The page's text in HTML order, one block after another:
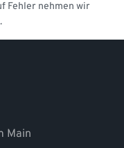
Fehler nehmen wir
Main